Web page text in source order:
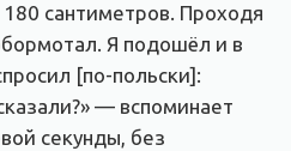
сантиметров. Проходя
Я подошёл и в
[по-польски]:
— вспоминает
секунды, без